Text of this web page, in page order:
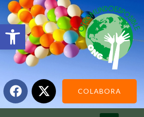
Abrir barra de
COLABORA